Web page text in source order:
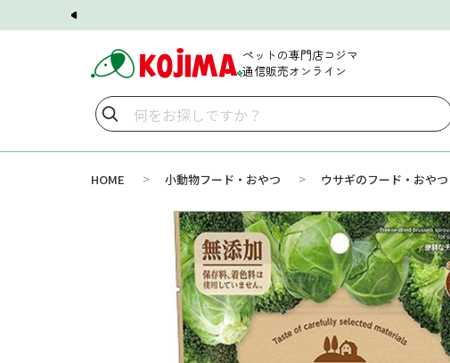
ペットの専門店コジマ
通信販売オンライン
HOME > 小動物フード・おやつ > ウサギのフード・おやつ